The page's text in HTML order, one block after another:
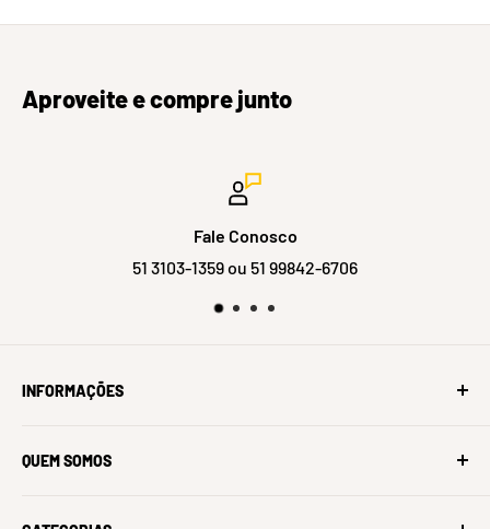
Aproveite e compre junto
51 3103-1359 ou 51 99842-6706
INFORMAÇÕES
Oficina Bike Village
QUEM SOMOS